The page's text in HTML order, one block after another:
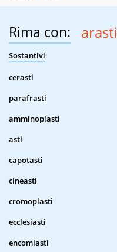
Rima con: arasti
Sostantivi
cerasti
parafrasti
amminoplasti
asti
capotasti
cineasti
cromoplasti
ecclesiasti
encomiasti